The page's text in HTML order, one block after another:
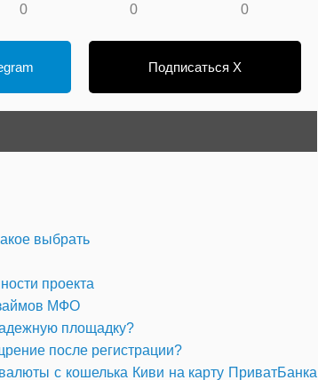
0 0 0
Подписаться X
выбрать
проекта
МФО
площадку?
после регистрации?
с кошелька Киви на карту ПриватБанка